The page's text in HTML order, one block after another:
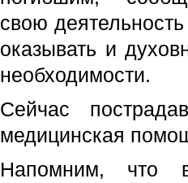
свою
оказывать и
необходимости.
Сейчас
медицинская
Напомним, что